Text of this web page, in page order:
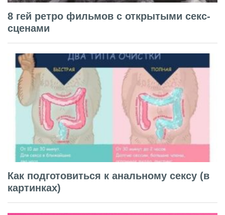
8 гей ретро фильмов с открытыми секс-
сценами
Как подготовиться к анальному сексу (в
картинках)